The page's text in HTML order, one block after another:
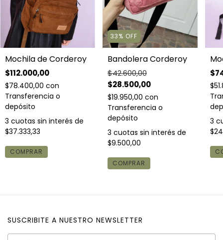
Mochila de Corderoy
$112.000,00
$78.400,00 con
Transferencia o
depósito
3 cuotas sin interés de
$37.333,33
COMPRAR
33% OFF
Bandolera Corderoy
$42.600,00
$28.500,00
$19.950,00 con
Transferencia o
depósito
3 cuotas sin interés de
$9.500,00
COMPRAR
3
SUSCRIBITE A NUESTRO NEWSLETTER